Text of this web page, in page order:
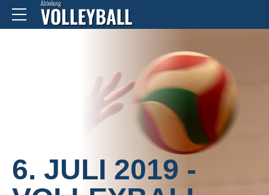
6. JULI 2019 -